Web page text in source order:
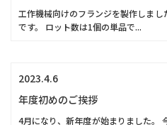
工作機械向けのフランジを製作しま
です。 ロット数は1個の単品で...
2023.4.6
年度初めのご挨拶
4月になり、新年度が始まりました。